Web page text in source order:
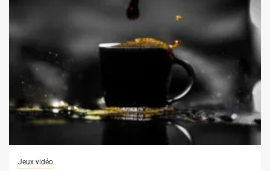
Jeux vidéo